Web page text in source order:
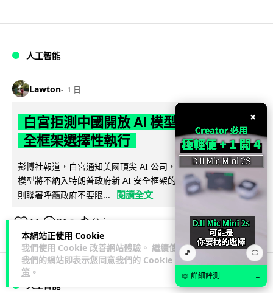
本網站正使用 Cookie
我們使用 Cookie 改善網站體驗。 繼續使用
我們的網站即表示您同意我們的 Cookie 政
策 。
人工智能
Lawton 1 日
白宮拒測中國開放 AI 模型 業界質疑安
全框架選擇性執行
彭博社報道，白宮通知美國頂尖 AI 公司，中國開發的開放權重
模型將不納入特朗普政府新 AI 安全框架的測試範圍。美國業界
則聯署呼籲政府不要限...
閱讀全文
44 21 ↗ 分享
人工智能
×
🎵 ⛶
📖 詳細評測 →